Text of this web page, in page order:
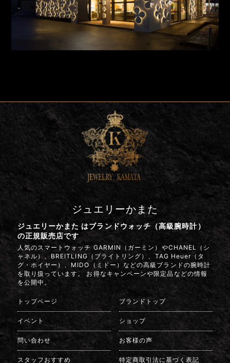
ジュエリーかまた
ジュエリーかまた はブランドウォッチ（高級腕時計）
の正規販売店です
人気のスマートウォッチ GARMIN（ガーミン）やCHANEL（シ
ャネル）、BREITLING（ブライトリング）、TAG Heuer（タ
グ・ホイヤー）、MIDO（ミドー）などの高級ブランドの腕時計
を取り扱っています。 お得なキャンペーンや限定品などの情報
を公開中。
トップページ ブランドトップ
イベント ショップ
問い合わせ お客様の声
スタッフおすすめ 特定商取引法に基づく表記